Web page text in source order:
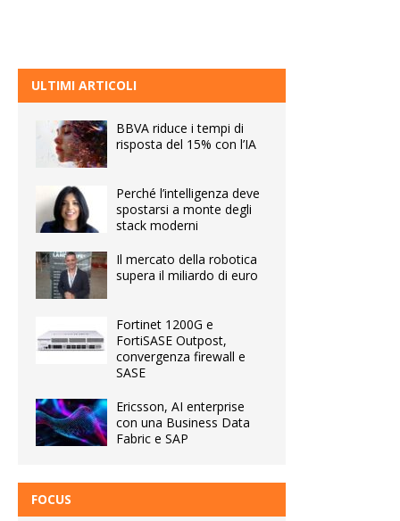
ULTIMI ARTICOLI
BBVA riduce i tempi di
risposta del 15% con l’IA
Perché l’intelligenza deve
spostarsi a monte degli
stack moderni
Il mercato della robotica
supera il miliardo di euro
Fortinet 1200G e
FortiSASE Outpost,
convergenza firewall e
SASE
Ericsson, AI enterprise
con una Business Data
Fabric e SAP
FOCUS